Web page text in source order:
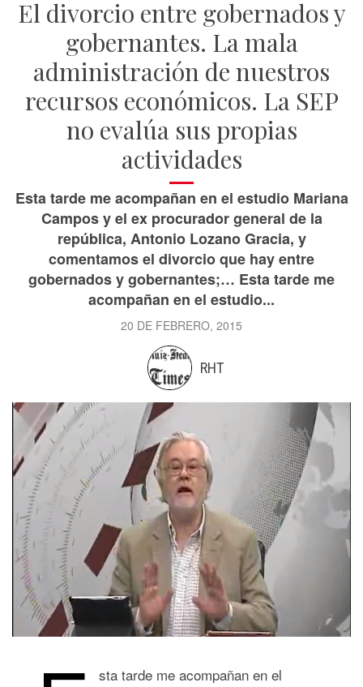
El divorcio entre gobernados y
gobernantes. La mala
administración de nuestros
recursos económicos. La SEP
no evalúa sus propias
actividades
Esta tarde me acompañan en el estudio Mariana
Campos y el ex procurador general de la
república, Antonio Lozano Gracia, y
comentamos el divorcio que hay entre
gobernados y gobernantes;… Esta tarde me
acompañan en el estudio...
20 DE FEBRERO, 2015
RHT
sta tarde me acompañan en el